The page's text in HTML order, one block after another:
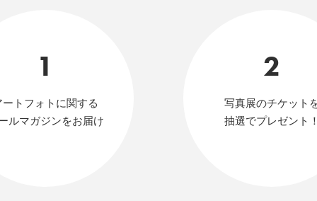
1
ートフォトに関する
ルマガジンをお届け
2
写真展のチケット
抽選でプレゼント